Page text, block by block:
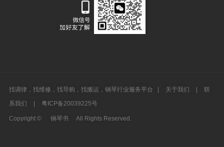
找调律，找维修，找导购，找搬运，钢琴行业服务平台 | 关于我们
联
系我们
粤ICP备20039225号
Copyright © 钢琴书 All Rights Reserved.